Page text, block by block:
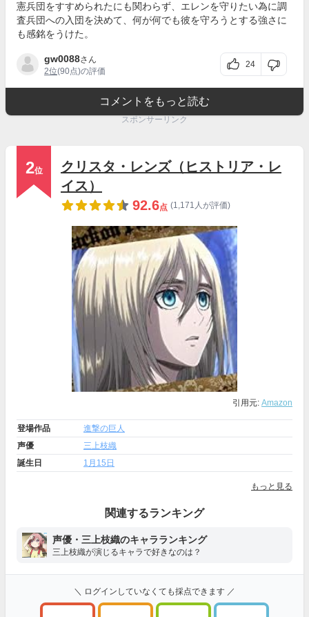
憲兵団をすすめられたにも関わらず、エレンを守りたい為に調
査兵団への入団を決めて、何が何でも彼を守ろうとする強さに
も感銘をうけた。
gw0088さん
2位(90点)の評価
24
コメントをもっと読む
スポンサーリンク
2位
クリスタ・レンズ（ヒストリア・レ
イス）
92.6点 (1,171人が評価)
引用元: Amazon
登場作品
進撃の巨人
声優
三上枝織
誕生日
1月15日
もっと見る
関連するランキング
声優・三上枝織のキャラランキング
三上枝織が演じるキャラで好きなのは？
＼ ログインしていなくても採点できます ／